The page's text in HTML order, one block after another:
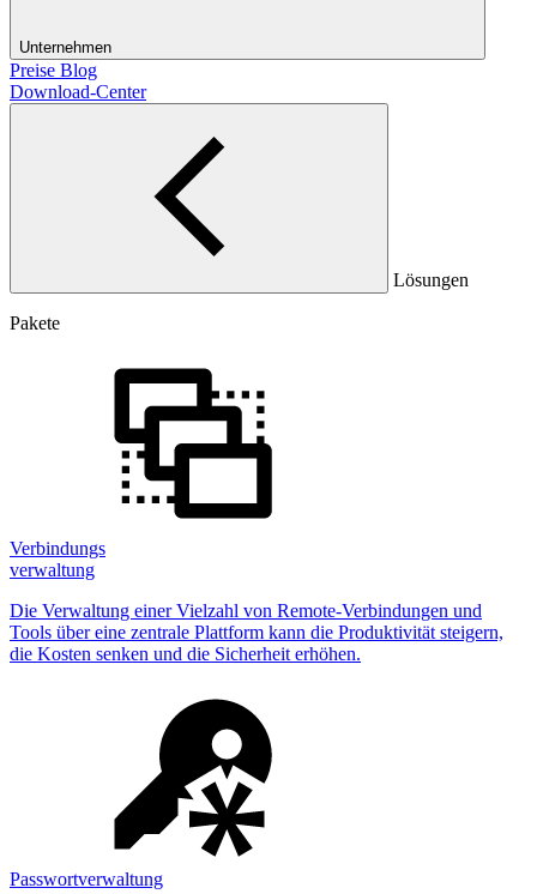
Unternehmen
Preise Blog
Download-Center
Lösungen
Pakete
Verbindungs
verwaltung
Die Verwaltung einer Vielzahl von Remote-Verbindungen und
Tools über eine zentrale Plattform kann die Produktivität steigern,
die Kosten senken und die Sicherheit erhöhen.
Passwortverwaltung